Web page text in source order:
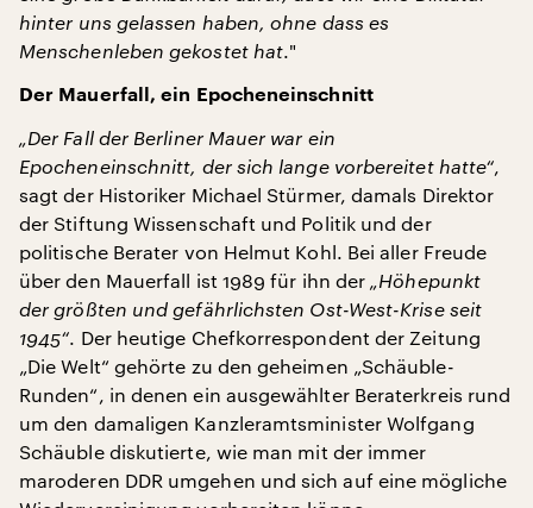
hinter uns gelassen haben, ohne dass es
Menschenleben gekostet hat."
Der Mauerfall, ein Epocheneinschnitt
„Der Fall der Berliner Mauer war ein
Epocheneinschnitt, der sich lange vorbereitet hatte“,
sagt der Historiker Michael Stürmer, damals Direktor
der Stiftung Wissenschaft und Politik und der
politische Berater von Helmut Kohl. Bei aller Freude
über den Mauerfall ist 1989 für ihn der „Höhepunkt
der größten und gefährlichsten Ost-West-Krise seit
1945“. Der heutige Chefkorrespondent der Zeitung
„Die Welt“ gehörte zu den geheimen „Schäuble-
Runden“, in denen ein ausgewählter Beraterkreis rund
um den damaligen Kanzleramtsminister Wolfgang
Schäuble diskutierte, wie man mit der immer
maroderen DDR umgehen und sich auf eine mögliche